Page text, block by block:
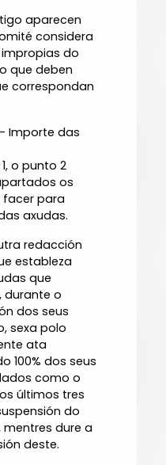
aparecen
considera
do
que deben
correspondan
Importe das
o punto 2
os
facer para
axudas.
redacción
estableza
que
durante o
dos seus
sexa polo
ata
100% dos seus
como o
últimos tres
do
dure a
deste.